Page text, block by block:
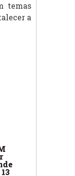
temas
a